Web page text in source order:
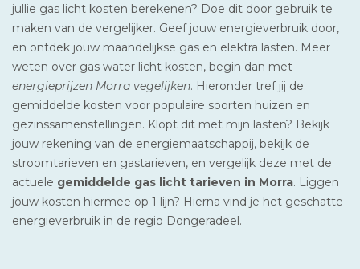
jullie gas licht kosten berekenen? Doe dit door gebruik te
maken van de vergelijker. Geef jouw energieverbruik door,
en ontdek jouw maandelijkse gas en elektra lasten. Meer
weten over gas water licht kosten, begin dan met
energieprijzen Morra vegelijken. Hieronder tref jij de
gemiddelde kosten voor populaire soorten huizen en
gezinssamenstellingen. Klopt dit met mijn lasten? Bekijk
jouw rekening van de energiemaatschappij, bekijk de
stroomtarieven en gastarieven, en vergelijk deze met de
actuele gemiddelde gas licht tarieven in Morra. Liggen
jouw kosten hiermee op 1 lijn? Hierna vind je het geschatte
energieverbruik in de regio Dongeradeel.